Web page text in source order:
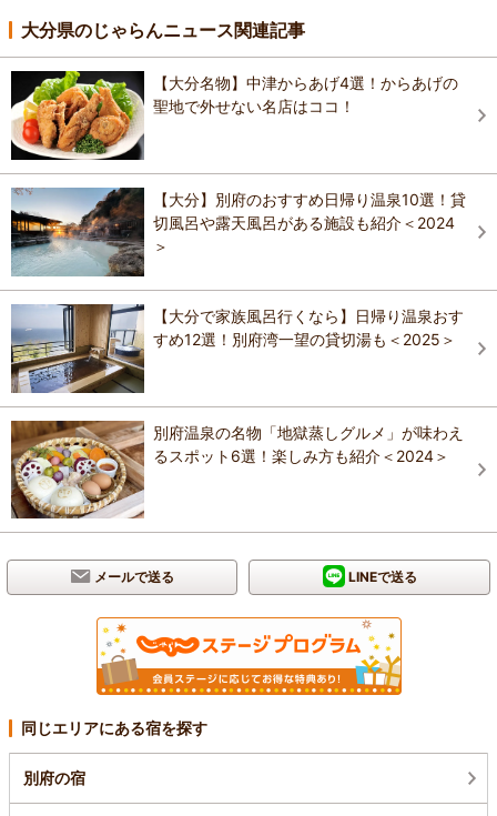
大分県のじゃらんニュース関連記事
【大分名物】中津からあげ4選！からあげの
聖地で外せない名店はココ！
【大分】別府のおすすめ日帰り温泉10選！貸
切風呂や露天風呂がある施設も紹介＜2024
＞
【大分で家族風呂行くなら】日帰り温泉おす
すめ12選！別府湾一望の貸切湯も＜2025＞
別府温泉の名物「地獄蒸しグルメ」が味わえ
るスポット6選！楽しみ方も紹介＜2024＞
メールで送る LINEで送る
同じエリアにある宿を探す
別府の宿